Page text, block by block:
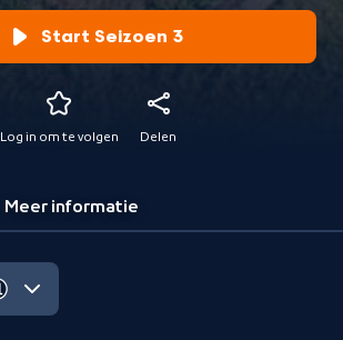
Start Seizoen 3
Log in om te volgen Delen
Meer informatie